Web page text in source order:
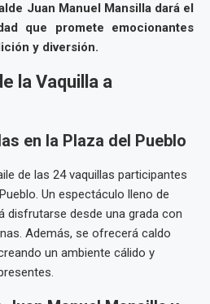
Juan Manuel Mansilla dará el
que promete emocionantes
y diversión.
la Vaquilla a
en la Plaza del Pueblo
de las 24 vaquillas participantes
Un espectáculo lleno de
disfrutarse desde una grada con
Además, se ofrecerá caldo
un ambiente cálido y